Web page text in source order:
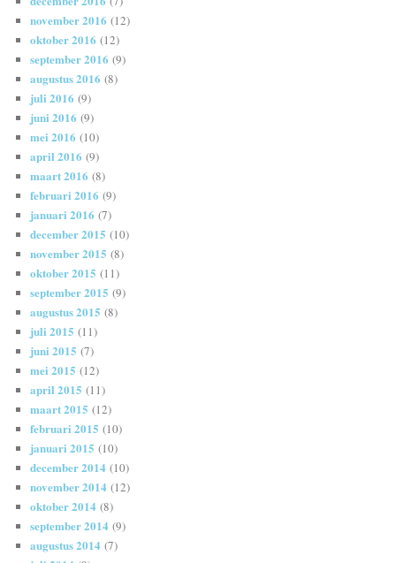
november 2016 (12)
oktober 2016 (12)
september 2016 (9)
augustus 2016 (8)
juli 2016 (9)
juni 2016 (9)
mei 2016 (10)
april 2016 (9)
maart 2016 (8)
februari 2016 (9)
januari 2016 (7)
december 2015 (10)
november 2015 (8)
oktober 2015 (11)
september 2015 (9)
augustus 2015 (8)
juli 2015 (11)
juni 2015 (7)
mei 2015 (12)
april 2015 (11)
maart 2015 (12)
februari 2015 (10)
januari 2015 (10)
december 2014 (10)
november 2014 (12)
oktober 2014 (8)
september 2014 (9)
augustus 2014 (7)